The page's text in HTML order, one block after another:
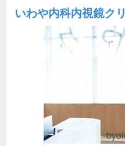
いわや内科内視鏡ク